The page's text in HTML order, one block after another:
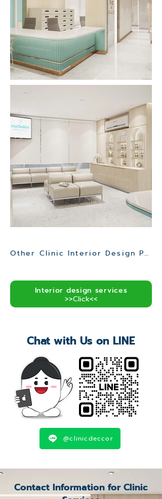
Other Clinic Interior Design Project>>
Interior design services
>>Click<<
Chat with Us on LINE
@clinicdeccor
Contact Information for Clinic